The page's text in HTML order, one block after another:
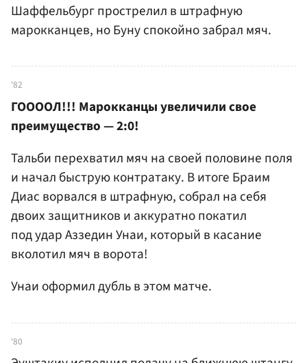
Шаффельбург прострелил в штрафную
марокканцев, но Буну спокойно забрал мяч.
'82
ГООООЛ!!! Марокканцы увеличили свое
преимущество — 2:0!
Тальби перехватил мяч на своей половине поля
и начал быструю контратаку. В итоге Браим
Диас ворвался в штрафную, собрал на себя
двоих защитников и аккуратно покатил
под удар Аззедин Унаи, который в касание
вколотил мяч в ворота!
Унаи оформил дубль в этом матче.
'80